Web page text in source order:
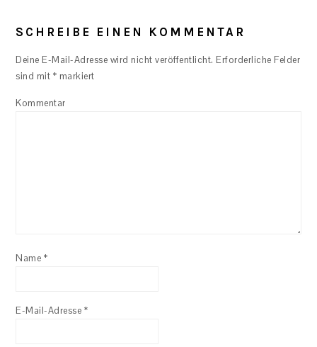
INTERACTIONS
SCHREIBE EINEN KOMMENTAR
Deine E-Mail-Adresse wird nicht veröffentlicht. Erforderliche Felder
sind mit * markiert
Kommentar
Name *
E-Mail-Adresse *